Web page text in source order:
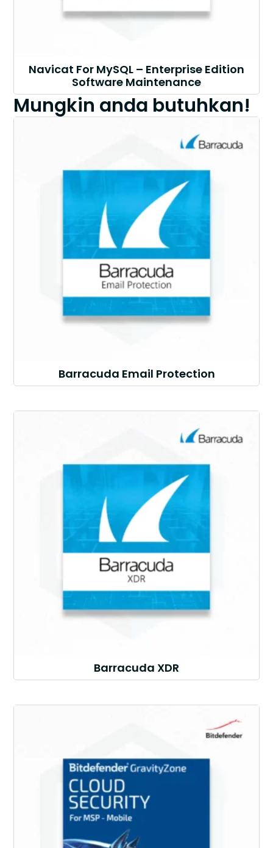
Navicat For MySQL – Enterprise Edition
Software Maintenance
Mungkin anda butuhkan!
Barracuda Email Protection
Barracuda XDR